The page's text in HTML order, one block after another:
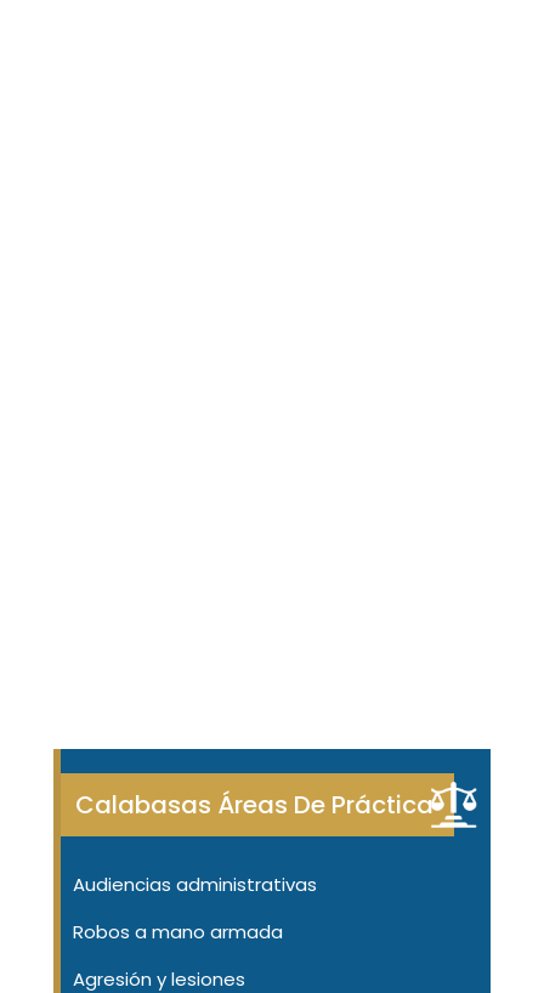
Calabasas Áreas De Práctica
Audiencias administrativas
Robos a mano armada
Agresión y lesiones